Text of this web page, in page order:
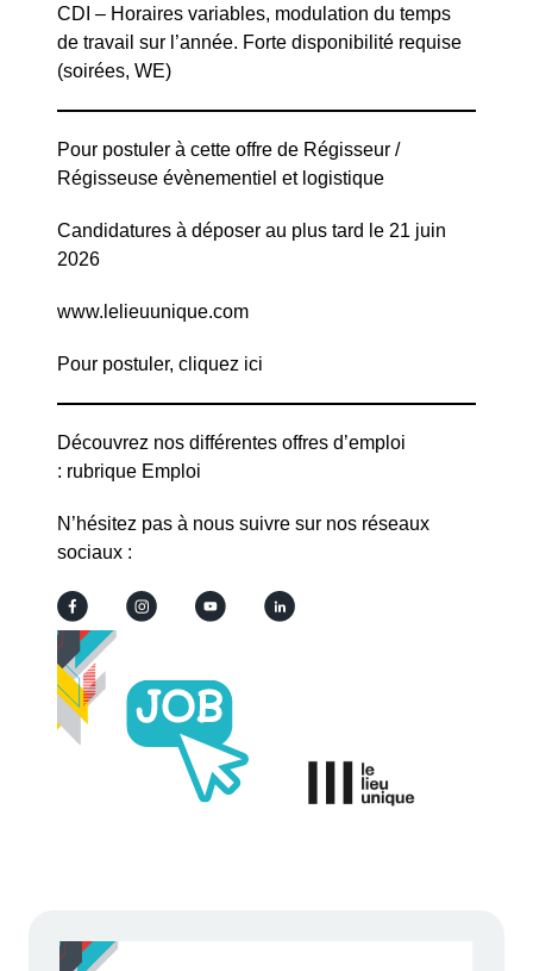
CDI – Horaires variables, modulation du temps
de travail sur l’année. Forte disponibilité requise
(soirées, WE)
Pour postuler à cette offre de Régisseur /
Régisseuse évènementiel et logistique
Candidatures à déposer au plus tard le 21 juin
2026
www.lelieuunique.com
Pour postuler, cliquez ici
Découvrez nos différentes offres d’emploi
: rubrique Emploi
N’hésitez pas à nous suivre sur nos réseaux
sociaux :